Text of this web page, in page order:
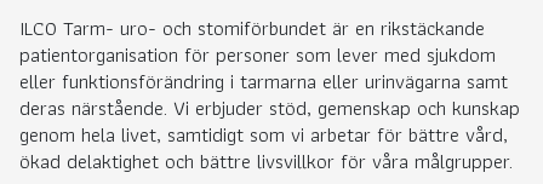
ILCO Tarm- uro- och stomiförbundet är en rikstäckande
patientorganisation för personer som lever med sjukdom
eller funktionsförändring i tarmarna eller urinvägarna samt
deras närstående. Vi erbjuder stöd, gemenskap och kunskap
genom hela livet, samtidigt som vi arbetar för bättre vård,
ökad delaktighet och bättre livsvillkor för våra målgrupper.